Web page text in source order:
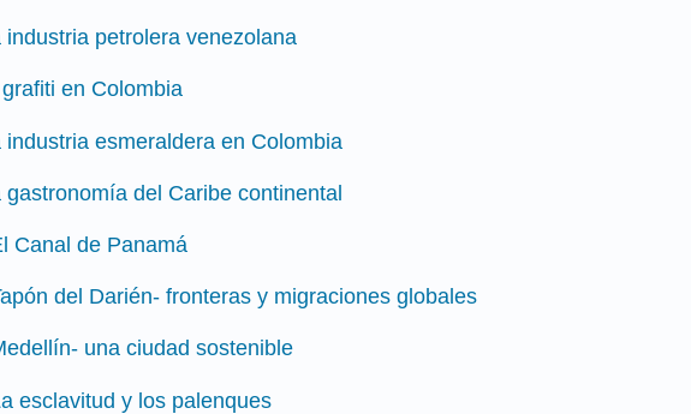
industria petrolera venezolana
en Colombia
industria esmeraldera en Colombia
gastronomía del Caribe continental
Canal de Panamá
del Darién- fronteras y migraciones globales
una ciudad sostenible
esclavitud y los palenques